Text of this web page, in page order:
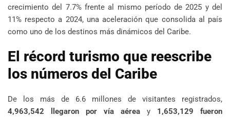
crecimiento del 7.7% frente al mismo período de 2025 y del
11% respecto a 2024, una aceleración que consolida al país
como uno de los destinos más dinámicos del Caribe.
El récord turismo que reescribe
los números del Caribe
De los más de 6.6 millones de visitantes registrados,
4,963,542 llegaron por vía aérea y 1,653,129 fueron